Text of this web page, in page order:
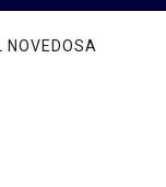
NOVEDOSA